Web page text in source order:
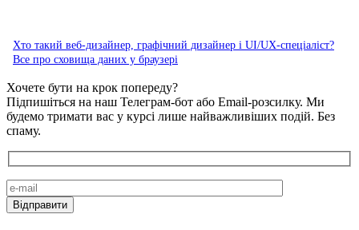
Хто такий веб-дизайнер, графічний дизайнер і UI/UX-спеціаліст?
Все про сховища даних у браузері
Хочете бути на крок попереду?
Підпишіться на наш Телеграм-бот або Email-розсилку. Ми
будемо тримати вас у курсі лише найважливіших подій. Без
спаму.